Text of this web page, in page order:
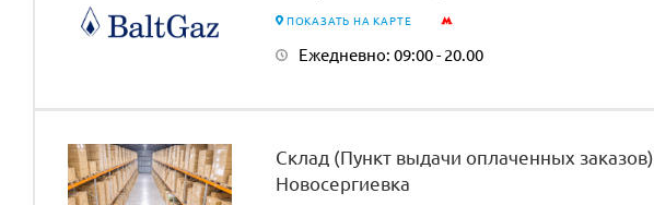
ПОКАЗАТЬ НА КАРТЕ
Ежедневно: 09:00 - 20.00
Склад (Пункт выдачи оплаченных заказов),
Новосергиевка